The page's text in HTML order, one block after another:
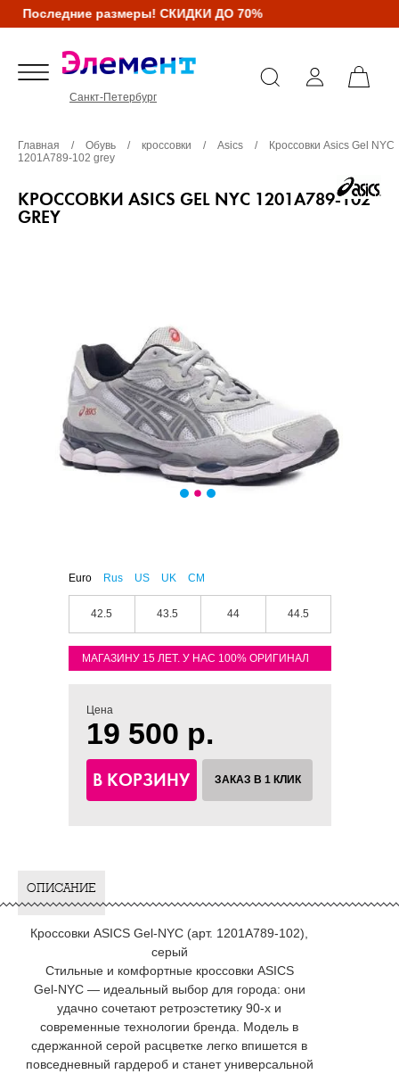
Последние размеры! СКИДКИ ДО 70%
Санкт-Петербург
Главная / Обувь / кроссовки / Asics /
Кроссовки Asics Gel NYC
1201A789-102 grey
КРОССОВКИ ASICS GEL NYC 1201A789-102
GREY
Euro Rus US UK CM
42.5 43.5 44 44.5
МАГАЗИНУ 15 ЛЕТ. У НАС 100% ОРИГИНАЛ
Цена
19 500 р.
В КОРЗИНУ ЗАКАЗ В 1 КЛИК
ОПИСАНИЕ
Кроссовки ASICS Gel‑NYC (арт. 1201A789‑102),
серый
Стильные и комфортные кроссовки ASICS
Gel‑NYC — идеальный выбор для города: они
удачно сочетают ретроэстетику 90‑х и
современные технологии бренда. Модель в
сдержанной серой расцветке легко впишется в
повседневный гардероб и станет универсальной